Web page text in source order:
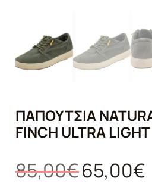
ΠΑΠΟΎΤΣΙΑ
FINCH ULTRA
85,00€ Original
price
65,00€